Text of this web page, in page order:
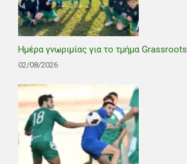
Ημέρα γνωριμίας για το τμήμα Grassroots
02/08/2026